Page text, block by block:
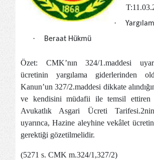
·
Yargı
· Beraat Hükmü
Özet: CMK’nın 324/1.maddesi
ücretinin yargılama giderlerinden
Kanun’un 327/2.maddesi dikkate
ve kendisini müdafii ile temsil ettiren
Avukatlık Asgari Ücreti
uyarınca, Hazine aleyhine vekâlet
gerektiği gözetilmelidir.
(5271 s. CMK m.324/1,327/2)